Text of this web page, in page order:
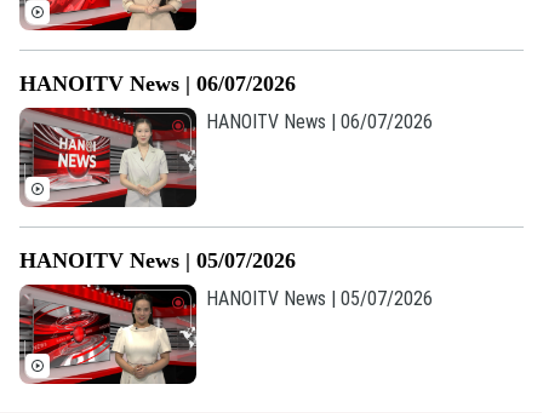
Bản quyền thuộc về Cơ quan Báo và Phát thanh Truyền hình Hà Nội Giấy
phép số: Số 63/GP-TTDT, cấp ngày 10/05/2023
TRANG THÔNG TIN ĐIỆN TỬ
CỦA CƠ QUAN BÁO VÀ PHÁT THANH TRUYỀN HÌNH HÀ NỘI
Số 3-5 Huỳnh Thúc Kháng-Phường Láng-Hà Nội
Giám đốc: VŨ MINH TUẤN
HANOITV News | 06/07/2026
HANOITV News | 06/07/2026
HANOITV News | 05/07/2026
HANOITV News | 05/07/2026